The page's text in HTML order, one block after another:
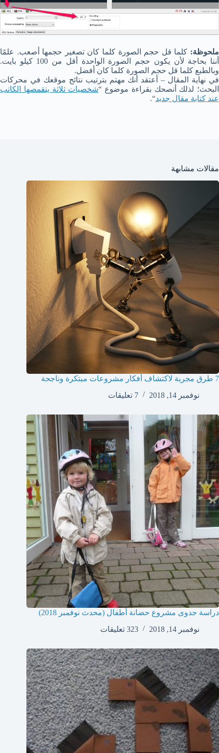
ملحوظة: كلما قل حجم الصورة كلما كان تصغير حجمها أصعب. علمًا
أننا بحاجة لأن يكون حجم الصورة الواحدة أقل من 100 كيلو بايت.
وبالطبع كلما قل حجم الصورة كلما كان أفضل.
في نهاية المقال – أعتقد أنك مهتم بترتيب نتائج موقعك في محركات
البحث؛ لذلك أنصحك بقراءة موضوع “شخصيات ثلاثة يتقمصها الكاتب
عند كتابة مقال جديد“.
مقالات مشابهة
7 طرق مجربة لاكتشاف أفكار مشروعات مبتكرة وناجحة
نوفمبر 14, 2018
7 تعليقات
دراسة جدوى مشروع حضانة أطفال (محدث نوفمبر 2018)
نوفمبر 14, 2018
323 تعليقات